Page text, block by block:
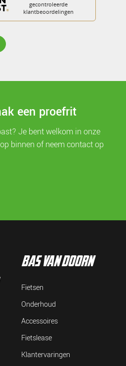
een proefrit
Je bent welkom in onze
binnen of neem contact op
bas van doorn
Fietsen
Onderhoud
Accessoires
Fietslease
Klantervaringen